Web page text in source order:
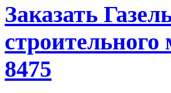
Заказать
строительного
8475